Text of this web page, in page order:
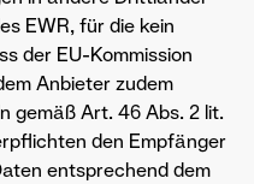
EWR, für die kein
der EU-Kommission
Anbieter zudem
gemäß Art. 46 Abs. 2 lit.
den Empfänger
entsprechend dem